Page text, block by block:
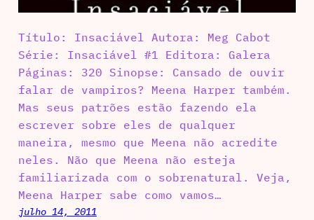
Título: Insaciável Autora: Meg Cabot
Série: Insaciável #1 Editora: Galera
Páginas: 320 Sinopse: Cansado de ouvir
falar de vampiros? Meena Harper também.
Mas seus patrões estão fazendo ela
escrever sobre eles de qualquer
maneira, mesmo que Meena não acredite
neles. Não que Meena não esteja
familiarizada com o sobrenatural. Veja,
Meena Harper sabe como vamos…
julho 14, 2011